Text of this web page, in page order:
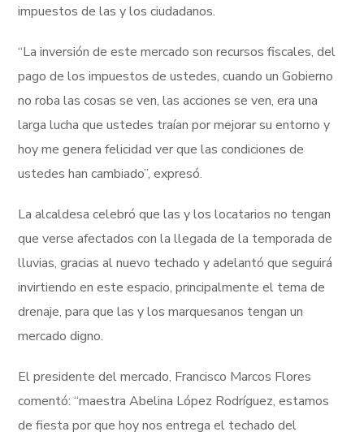
impuestos de las y los ciudadanos.
“La inversión de este mercado son recursos fiscales, del
pago de los impuestos de ustedes, cuando un Gobierno
no roba las cosas se ven, las acciones se ven, era una
larga lucha que ustedes traían por mejorar su entorno y
hoy me genera felicidad ver que las condiciones de
ustedes han cambiado”, expresó.
La alcaldesa celebró que las y los locatarios no tengan
que verse afectados con la llegada de la temporada de
lluvias, gracias al nuevo techado y adelantó que seguirá
invirtiendo en este espacio, principalmente el tema de
drenaje, para que las y los marquesanos tengan un
mercado digno.
El presidente del mercado, Francisco Marcos Flores
comentó: “maestra Abelina López Rodríguez, estamos
de fiesta por que hoy nos entrega el techado del